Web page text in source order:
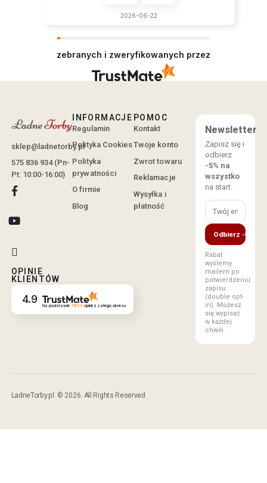
2026-06-22
zebranych i zweryfikowanych przez
sklep@ladnetorby.pl
575 836 934 (Pn-
Pt: 10:00-16:00)
OPINIE
KLIENTÓW
4.9 Na podstawie 7833 opinii z całego okresu
INFORMACJE
Regulamin
Polityka Cookies
Polityka
prywatności
O firmie
Blog
POMOC
Kontakt
Twoje konto
Zwrot towaru
Reklamacje
Wysyłka i
płatność
Newsletter
Zapisz się i
odbierz
-5% na
wszystko
na start.
Odbierz -5%
Rabat
wyślemy
mailem po
potwierdzeniu
zapisu
(double opt-
in). Możesz
się wypisać
w każdej
chwili.
LadneTorby.pl. © 2026. All Rights Reserved